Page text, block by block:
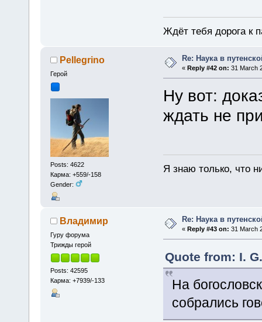
Ждёт тебя дорога к
Pellegrino
Герой
Posts: 4622
Карма: +559/-158
Gender:
Re: Наука в
« Reply #42 on: 31 March
Ну вот:
ждать не
Я знаю только, что
Владимир
Гуру форума
Трижды герой
Posts: 42595
Карма: +7939/-133
Re: Наука в
«Reply #43 on: 31 March
Quote from: I.
На
собрались